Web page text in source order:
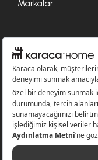
Markalar
© 2026 Karaca Home
saklıdır.